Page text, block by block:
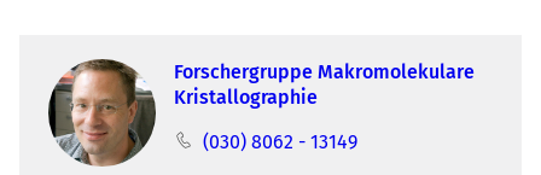
Forschergruppe Makromolekulare
Kristallographie
(030) 8062 - 13149